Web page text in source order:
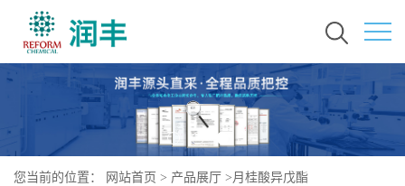
您当前的位置： 网站首页 > 产品展厅 >月桂酸异戊酯